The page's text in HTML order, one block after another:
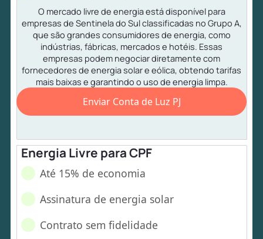
O mercado livre de energia está disponível para
empresas de Sentinela do Sul classificadas no Grupo A,
que são grandes consumidores de energia, como
indústrias, fábricas, mercados e hotéis. Essas
empresas podem negociar diretamente com
fornecedores de energia solar e eólica, obtendo tarifas
mais baixas e garantindo o uso de energia limpa.
Enviar Conta de Luz PJ
Energia Livre para CPF
Até 15% de economia
Assinatura de energia solar
Contrato sem fidelidade